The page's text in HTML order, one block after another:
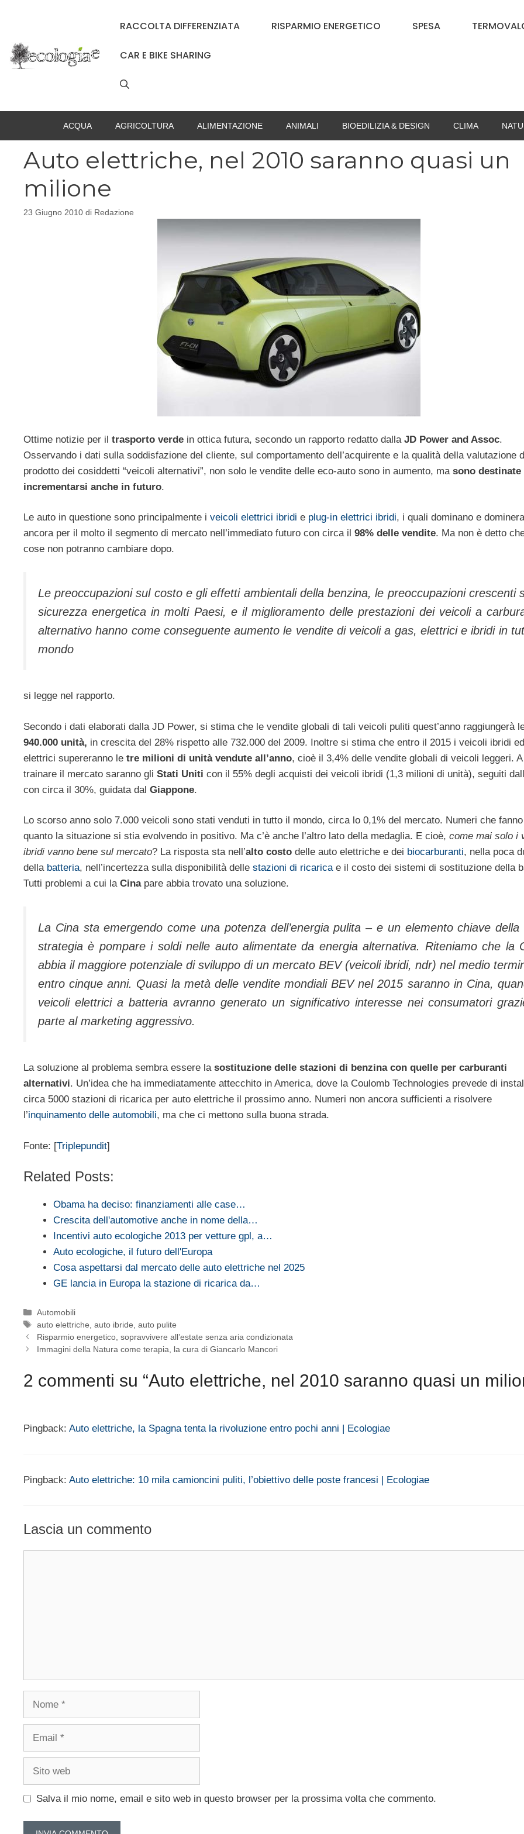
RACCOLTA DIFFERENZIATA RISPARMIO ENERGETICO SPESA
CAR E BIKE SHARING
ACQUA AGRICOLTURA ALIMENTAZIONE ANIMALI BIOEDILIZIA & DESIGN CLIMA
Auto elettriche, nel 2010 saranno quasi un
milione
23 Giugno 2010 di Redazione
Ottime notizie per il trasporto verde in ottica futura, secondo un rapporto redatto dalla JD Power and Assoc.
Osservando i dati sulla soddisfazione del cliente, sul comportamento dell’acquirente e la qualità della valutazione
prodotto dei cosiddetti “veicoli alternativi”, non solo le vendite delle eco-auto sono in aumento, ma sono destinate
incrementarsi anche in futuro.
Le auto in questione sono principalmente i veicoli elettrici ibridi e plug-in elettrici ibridi, i quali dominano e
ancora per il molto il segmento di mercato nell’immediato futuro con circa il 98% delle vendite. Ma non è detto
cose non potranno cambiare dopo.
Le preoccupazioni sul costo e gli effetti ambientali della benzina, le preoccupazioni crescenti
sicurezza energetica in molti Paesi, e il miglioramento delle prestazioni dei veicoli a
alternativo hanno come conseguente aumento le vendite di veicoli a gas, elettrici e ibridi in
mondo
si legge nel rapporto.
Secondo i dati elaborati dalla JD Power, si stima che le vendite globali di tali veicoli puliti quest’anno raggiungerà
940.000 unità, in crescita del 28% rispetto alle 732.000 del 2009. Inoltre si stima che entro il 2015 i veicoli ibridi ed
elettrici supereranno le tre milioni di unità vendute all’anno, cioè il 3,4% delle vendite globali di veicoli leggeri. A
trainare il mercato saranno gli Stati Uniti con il 55% degli acquisti dei veicoli ibridi (1,3 milioni di unità), seguiti
con circa il 30%, guidata dal Giappone.
Lo scorso anno solo 7.000 veicoli sono stati venduti in tutto il mondo, circa lo 0,1% del mercato. Numeri che
quanto la situazione si stia evolvendo in positivo. Ma c’è anche l’altro lato della medaglia. E cioè, come mai solo i
ibridi vanno bene sul mercato? La risposta sta nell’alto costo delle auto elettriche e dei biocarburanti, nella poca
della batteria, nell’incertezza sulla disponibilità delle stazioni di ricaricae il costo dei sistemi di sostituzione della
Tutti problemi a cui la Cina pare abbia trovato una soluzione.
La Cina sta emergendo come una potenza dell’energia pulita – e un elemento chiave della
strategia è pompare i soldi nelle auto alimentate da energia alternativa. Riteniamo che la
abbia il maggiore potenziale di sviluppo di un mercato BEV (veicoli ibridi, ndr) nel medio
entro cinque anni. Quasi la metà delle vendite mondiali BEV nel 2015 saranno in Cina,
veicoli elettrici a batteria avranno generato un significativo interesse nei consumatori
parte al marketing aggressivo.
La soluzione al problema sembra essere la sostituzione delle stazioni di benzina con quelle per carburanti
alternativi. Un’idea che ha immediatamente attecchito in America, dove la Coulomb Technologies prevede di
circa 5000 stazioni di ricarica per auto elettriche il prossimo anno. Numeri non ancora sufficienti a risolvere
l’inquinamento delle automobili, ma che ci mettono sulla buona strada.
Fonte: [Triplepundit]
Related Posts:
Obama ha deciso: finanziamenti alle case…
Crescita dell'automotive anche in nome della…
Incentivi auto ecologiche 2013 per vetture gpl, a…
Auto ecologiche, il futuro dell'Europa
Cosa aspettarsi dal mercato delle auto elettriche nel 2025
GE lancia in Europa la stazione di ricarica da…
Categorie
Automobili
Tag
auto elettriche ,auto ibride ,auto pulite
Risparmio energetico, sopravvivere all’estate senza aria condizionata
Immagini della Natura come terapia, la cura di Giancarlo Mancori
2 commenti su “Auto elettriche, nel 2010 saranno quasi un
Pingback: Auto elettriche, la Spagna tenta la rivoluzione entro pochi anni | Ecologiae
Pingback: Auto elettriche: 10 mila camioncini puliti, l’obiettivo delle poste francesi | Ecologiae
Lascia un commento
Nome
Email
Sito
Salva il mio nome, email e sito web in questo browser per la prossima volta che commento.